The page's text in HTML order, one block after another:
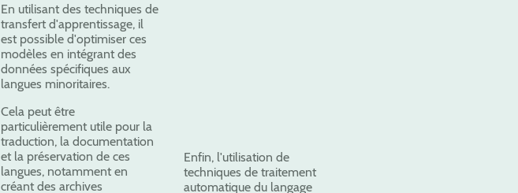
En utilisant des techniques de
transfert d'apprentissage, il
est possible d'optimiser ces
modèles en intégrant des
données spécifiques aux
langues minoritaires.
Cela peut être
particulièrement utile pour la
traduction, la documentation
et la préservation de ces
langues, notamment en
créant des archives
Enfin, l'utilisation de
techniques de traitement
automatique du langage